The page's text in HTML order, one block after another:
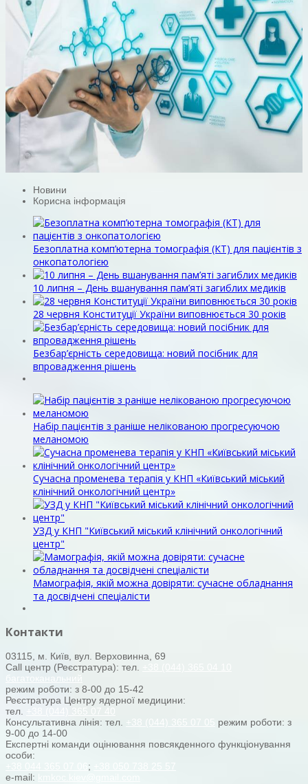
Новини
Корисна інформація
Безоплатна комп’ютерна томографія (КТ) для пацієнтів з
онкопатологією
10 липня – День вшанування пам’яті загиблих медиків
28 червня Конституції України виповнюється 30 років
Безбар’єрність середовища: новий посібник для
впровадження рішень
Набір пацієнтів з раніше нелікованою прогресуючою
меланомою
Сучасна променева терапія у КНП «Київський міський
клінічний онкологічний центр»
УЗД у КНП "Київський міський клінічний онкологічний
центр"
Мамографія, якій можна довіряти: сучасне обладнання
та досвідчені спеціалісти
Контакти
03115, м. Київ, вул. Верховинна, 69
Call центр (Реєстратура): тел.
багатоканальний
режим роботи: з 8-00 до 15-42
Реєстратура Центру ядерної медицини:
тел.
Консультативна лінія: тел. +38 (044) 365 07 05
режим роботи: з
9-00 до 14-00
Експертні команди оцінювання повсякденного функціонування
особи:
;
e-mail: